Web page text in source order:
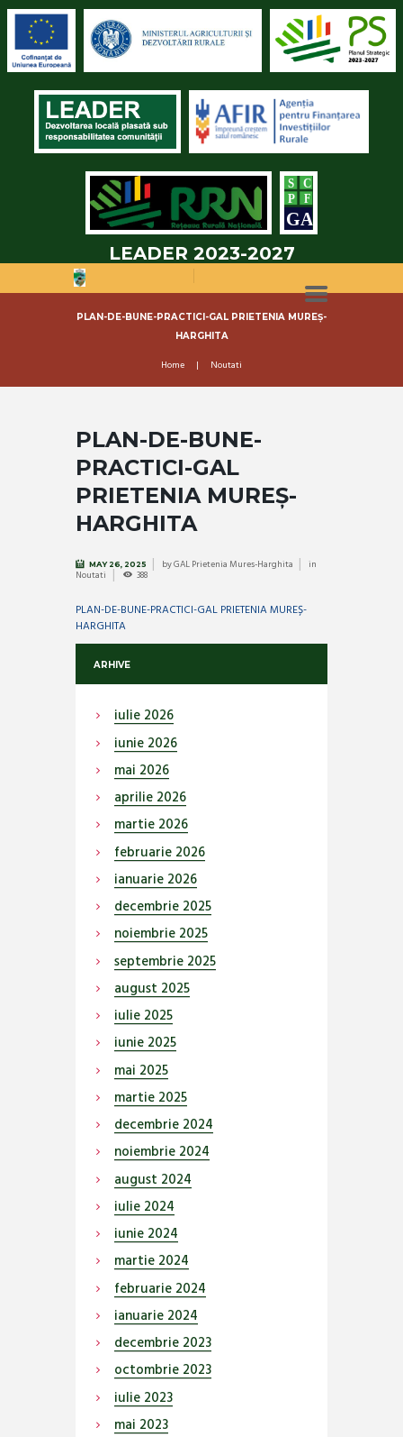
LEADER 2023-2027
PLAN-DE-BUNE-PRACTICI-GAL PRIETENIA MUREȘ-
HARGHITA
Home Noutati
PLAN-DE-BUNE-
PRACTICI-GAL
PRIETENIA MUREȘ-
HARGHITA
MAY 26, 2025 byGAL Prietenia Mures-Harghita in
Noutati 388
PLAN-DE-BUNE-PRACTICI-GAL PRIETENIA MUREȘ-
HARGHITA
ARHIVE
iulie 2026
iunie 2026
mai 2026
aprilie 2026
martie 2026
februarie 2026
ianuarie 2026
decembrie 2025
noiembrie 2025
septembrie 2025
august 2025
iulie 2025
iunie 2025
mai 2025
martie 2025
decembrie 2024
noiembrie 2024
august 2024
iulie 2024
iunie 2024
martie 2024
februarie 2024
ianuarie 2024
decembrie 2023
octombrie 2023
iulie 2023
mai 2023